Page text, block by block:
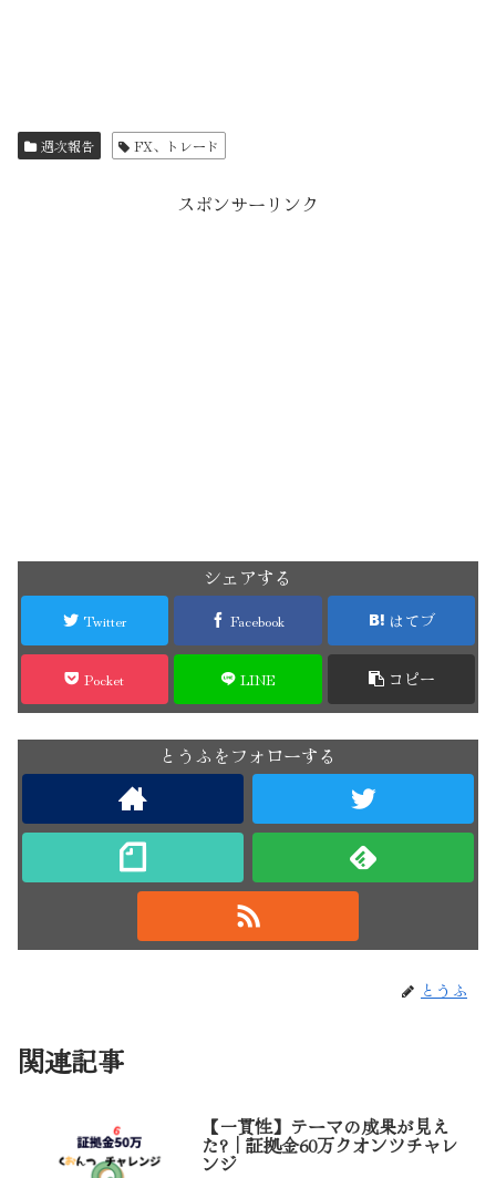
週次報告 FX、トレード
スポンサーリンク
シェアする
Twitter Facebook はてブ
Pocket LINE コピー
とうふをフォローする
とうふ
関連記事
【一貫性】テーマの成果が見え
た?｜証拠金60万クオンツチャレ
ンジ